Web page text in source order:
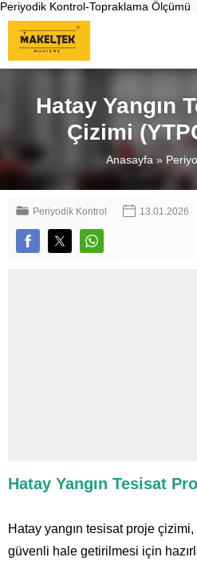
Periyodik Kontrol-Topraklama Ölçümü
Hatay Yangın
Çizimi
Anasayfa »
Periyodik Kontrol 13.01.2026
Hatay Yangın Tesisat
Hatay yangın tesisat proje çizimi,
güvenli hale getirilmesi için